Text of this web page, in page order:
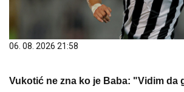
06. 08. 2026 21:58
Vukotić ne zna ko je Baba: "Vidim da